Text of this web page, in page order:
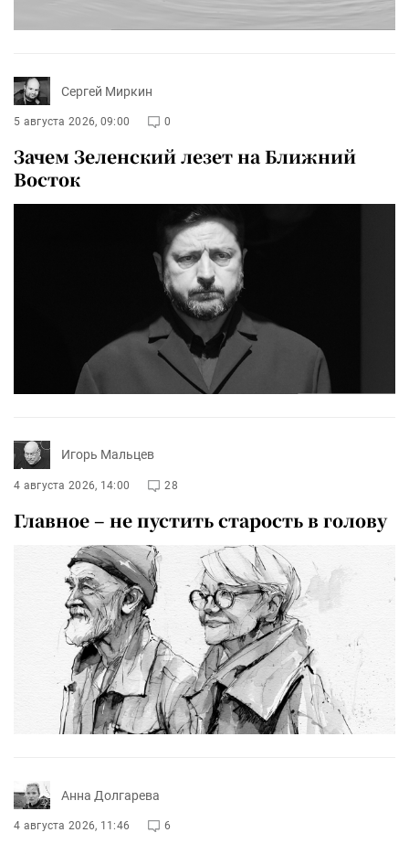
Сергей Миркин
5 августа 2026, 09:00 0
Зачем Зеленский лезет на Ближний
Восток
Игорь Мальцев
4 августа 2026, 14:00 28
Главное – не пустить старость в голову
Анна Долгарева
4 августа 2026, 11:46 6